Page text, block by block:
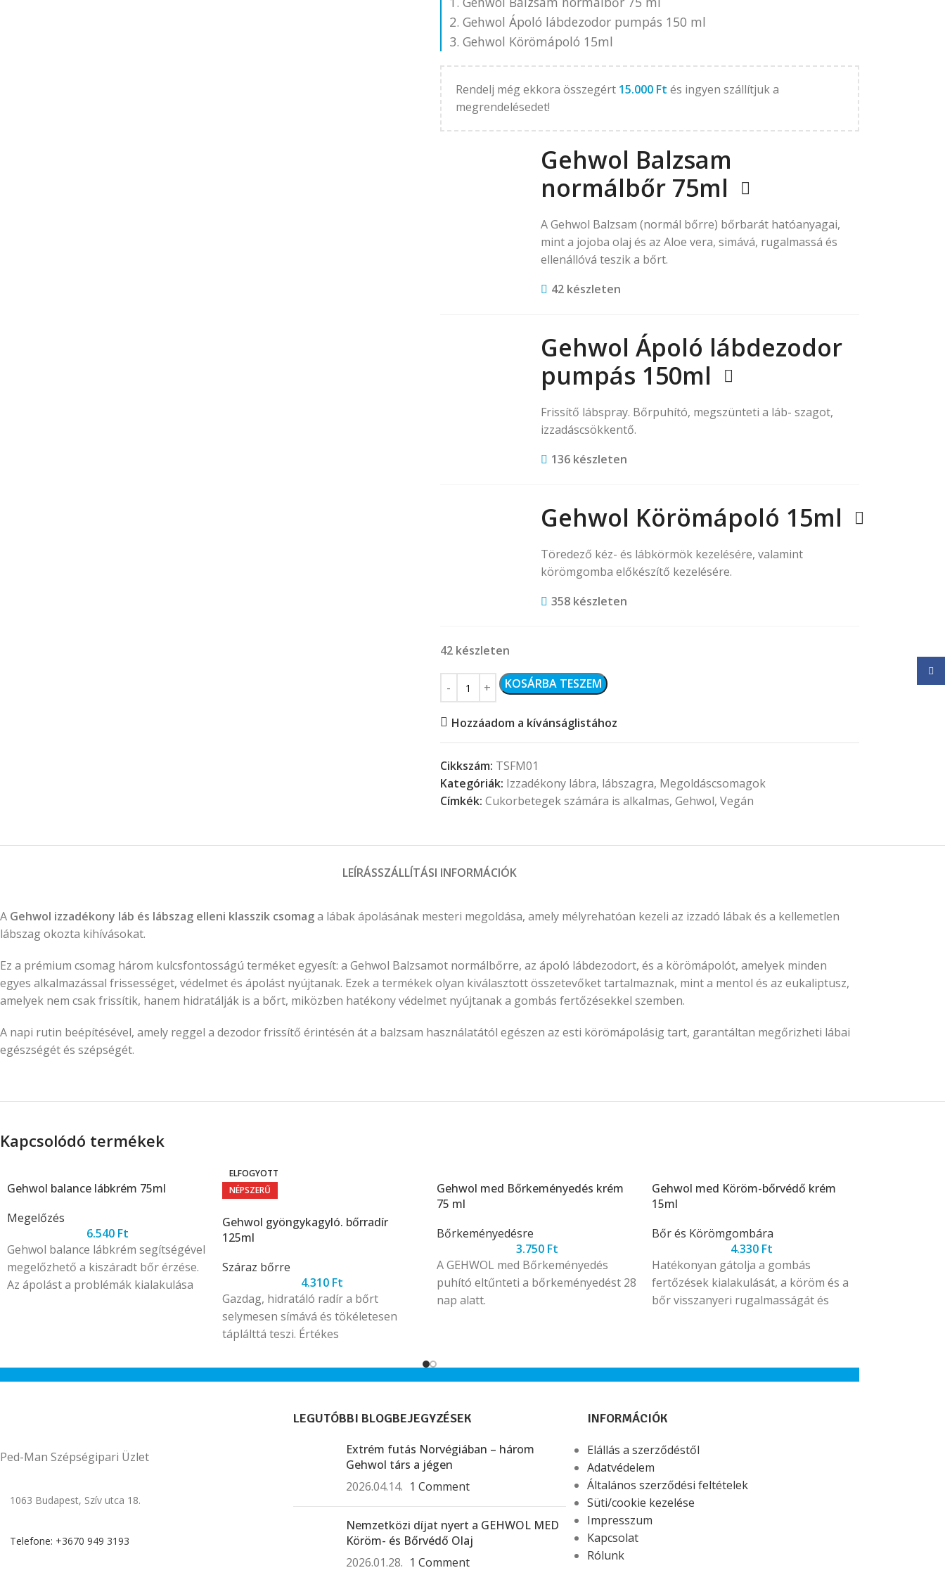
Gehwol Ápoló lábdezodor pumpás 150 ml
Gehwol Körömápoló 15ml
Rendelj még ekkora összegért 15.000 Ft és ingyen szállítjuk a
megrendelésedet!
Gehwol Balzsam
normálbőr 75ml
A Gehwol Balzsam (normál bőrre) bőrbarát hatóanyagai,
mint a jojoba olaj és az Aloe vera, simává, rugalmassá és
ellenállóvá teszik a bőrt.
42 készleten
Gehwol Ápoló lábdezodor
pumpás 150ml
Frissítő lábspray. Bőrpuhító, megszünteti a láb- szagot,
izzadáscsökkentő.
136 készleten
Gehwol Körömápoló 15ml
Töredező kéz- és lábkörmök kezelésére, valamint
körömgomba előkészítő kezelésére.
358 készleten
42 készleten
KOSÁRBA TESZEM
Hozzáadom a kívánságlistához
Cikkszám: TSFM01
Kategóriák: Izzadékony lábra, lábszagra, Megoldáscsomagok
Címkék: Cukorbetegek számára is alkalmas, Gehwol, Vegán
LEÍRÁSSZÁLLÍTÁSI INFORMÁCIÓK
A Gehwol izzadékony láb és lábszag elleni klasszik csomaga lábak ápolásának mesteri megoldása, amely mélyrehatóan kezeli az izzadó lábak és a kellemetlen
lábszag okozta kihívásokat.
Ez a prémium csomag három kulcsfontosságú terméket egyesít: a Gehwol Balzsamot normálbőrre, az ápoló lábdezodort, és a körömápolót, amelyek minden
egyes alkalmazással frissességet, védelmet és ápolást nyújtanak. Ezek a termékek olyan kiválasztott összetevőket tartalmaznak, mint a mentol és az eukaliptusz,
amelyek nem csak frissítik, hanem hidratálják is a bőrt, miközben hatékony védelmet nyújtanak a gombás fertőzésekkel szemben.
A napi rutin beépítésével, amely reggel a dezodor frissítő érintésén át a balzsam használatától egészen az esti körömápolásig tart, garantáltan megőrizheti lábai
egészségét és szépségét.
Kapcsolódó termékek
Gehwol balance lábkrém 75ml
Megelőzés
6.540 Ft
Gehwol balance lábkrém segítségével
megelőzhető a kiszáradt bőr érzése.
Az ápolást a problémák kialakulása
védekezőképességét.
ELFOGYOTT
NÉPSZERŰ
Gehwol gyöngykagyló. bőrradír
125ml
Száraz bőrre
4.310 Ft
Gazdag, hidratáló radír a bőrt
selymesen símává és tökéletesen
táplálttá teszi. Értékes
és bőrradír szemcsékkel működik. A
nemkívánatos elhalt bőrt eltávolítja, a
hidratált lesz. Alga kivonat a bőr
ásványi anyagokban gazdag
Gehwol med Bőrkeményedés krém
75 ml
Bőrkeményedésre
3.750 Ft
A GEHWOL med Bőrkeményedés
puhító eltűnteti a bőrkeményedést 28
nap alatt.
Gehwol med Köröm-bőrvédő krém
15ml
Bőr és Körömgombára
4.330 Ft
Hatékonyan gátolja a gombás
fertőzések kialakulását, a köröm és a
bőr visszanyeri rugalmasságát és
Ped-Man Szépségipari Üzlet
1063 Budapest, Szív utca 18.
Telefone: +3670 949 3193
LEGUTÓBBI BLOGBEJEGYZÉSEK
Extrém futás Norvégiában – három
Gehwol társ a jégen
2026.04.14. 1 Comment
Nemzetközi díjat nyert a GEHWOL MED
Köröm- és Bőrvédő Olaj
2026.01.28. 1 Comment
INFORMÁCIÓK
Elállás a szerződéstől
Adatvédelem
Általános szerződési feltételek
Süti/cookie kezelése
Impresszum
Kapcsolat
Rólunk